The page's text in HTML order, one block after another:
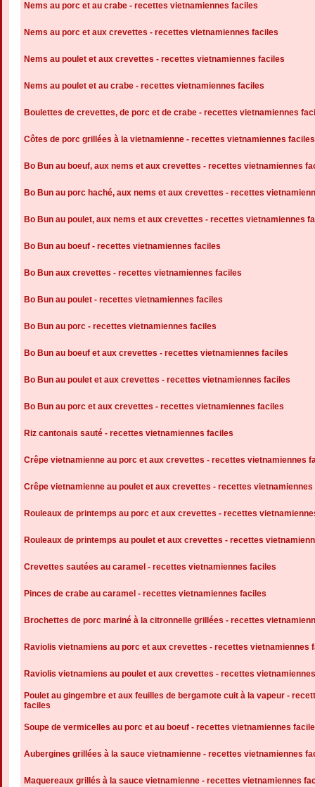
Nems au porc et au crabe - recettes vietnamiennes faciles
Nems au porc et aux crevettes - recettes vietnamiennes faciles
Nems au poulet et aux crevettes - recettes vietnamiennes faciles
Nems au poulet et au crabe - recettes vietnamiennes faciles
Boulettes de crevettes, de porc et de crabe - recettes vietnamiennes
Côtes de porc grillées à la vietnamienne - recettes vietnamiennes faciles
Bo Bun au boeuf, aux nems et aux crevettes - recettes vietnamiennes
Bo Bun au porc haché, aux nems et aux crevettes - recettes
Bo Bun au poulet, aux nems et aux crevettes - recettes vietnamiennes
Bo Bun au boeuf - recettes vietnamiennes faciles
Bo Bun aux crevettes - recettes vietnamiennes faciles
Bo Bun au poulet - recettes vietnamiennes faciles
Bo Bun au porc - recettes vietnamiennes faciles
Bo Bun au boeuf et aux crevettes - recettes vietnamiennes faciles
Bo Bun au poulet et aux crevettes - recettes vietnamiennes faciles
Bo Bun au porc et aux crevettes - recettes vietnamiennes faciles
Riz cantonais sauté - recettes vietnamiennes faciles
Crêpe vietnamienne au porc et aux crevettes - recettes vietnamiennes
Crêpe vietnamienne au poulet et aux crevettes - recettes
Rouleaux de printemps au porc et aux crevettes - recettes
Rouleaux de printemps au poulet et aux crevettes - recettes
Crevettes sautées au caramel - recettes vietnamiennes faciles
Pinces de crabe au caramel - recettes vietnamiennes faciles
Brochettes de porc mariné à la citronnelle grillées - recettes
Raviolis vietnamiens au porc et aux crevettes - recettes vietnamiennes
Raviolis vietnamiens au poulet et aux crevettes - recettes
Poulet au gingembre et aux feuilles de bergamote cuit à la vapeur -
faciles
Soupe de vermicelles au porc et au boeuf - recettes vietnamiennes
Aubergines grillées à la sauce vietnamienne - recettes vietnamiennes
Maquereaux grillés à la sauce vietnamienne - recettes vietnamiennes